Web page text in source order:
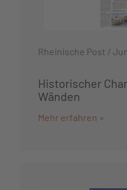
Rheinische Post /
Historischer
Wänden
Mehr erfahren »